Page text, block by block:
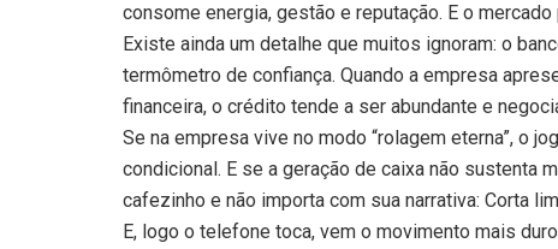
consome energia, gestão e reputação. E o
Existe ainda um detalhe que muitos ignoram: o
termômetro de confiança. Quando a empresa
financeira, o crédito tende a ser abundante e
Se na empresa vive no modo “rolagem eterna”, o
condicional. E se a geração de caixa não sustenta
cafezinho e não importa com sua narrativa: Corta
E, logo o telefone toca, vem o movimento mais